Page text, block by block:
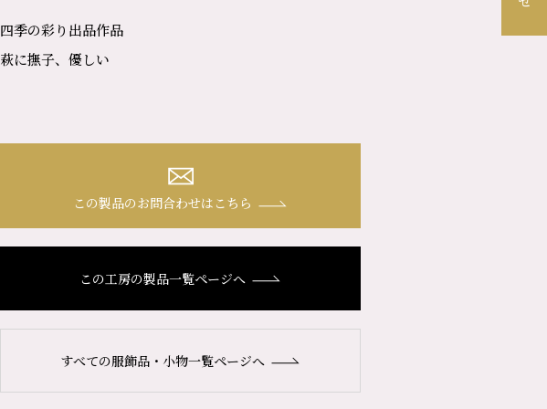
四季の彩り出品作品
萩に撫子、優しい
この製品のお問合わせはこちら
この工房の製品一覧ページへ
すべての服飾品・小物一覧ページへ